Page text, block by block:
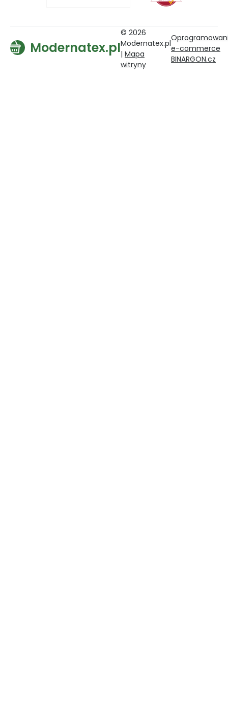
Modernatex.pl
© 2026
Modernatex.pl
| Mapa
witryny
e-commerce
BINARGON.cz